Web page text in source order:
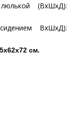
(ВхШхД):
ВхШхД):
см.